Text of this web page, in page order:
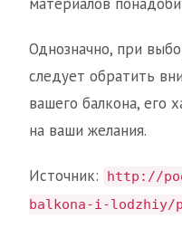
Однозначно, при
следует обратить
вашего балкона, его
на ваши желания.
Источник:
http://
balkona-i-lodzhiy/